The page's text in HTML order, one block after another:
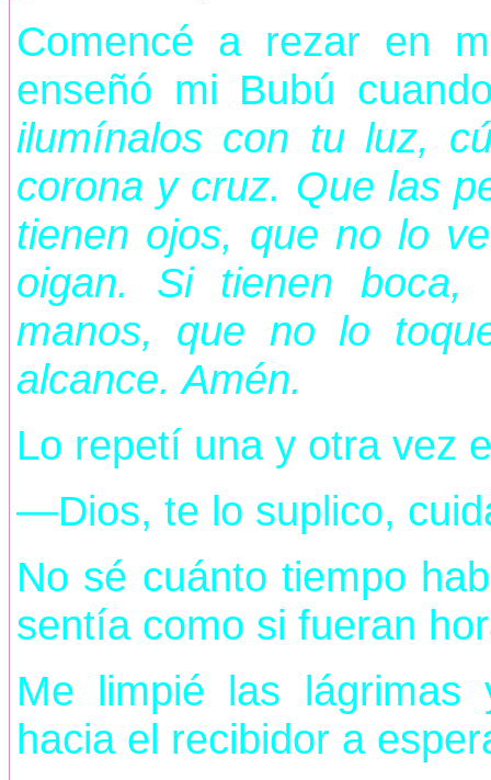
Comencé a rezar en
enseñó mi Bubú
ilumínalos con tu luz,
corona y cruz. Que las
tienen ojos, que no lo
oigan. Si tienen
manos, que no lo
alcance. Amén.
Lo repetí una y otra vez
—Dios, te lo suplico,
No sé cuánto tiempo
sentía como si fueran
Me limpié las
hacia el recibidor a